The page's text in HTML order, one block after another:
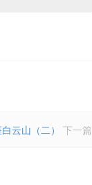
云山（二） 下一篇